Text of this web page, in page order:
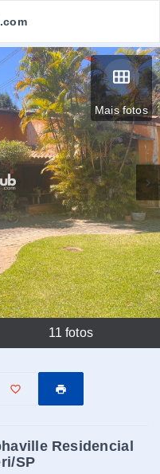
Mais fotos
11 fotos
Residencial
SP